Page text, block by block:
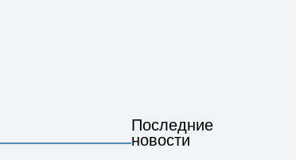
Последние
новости